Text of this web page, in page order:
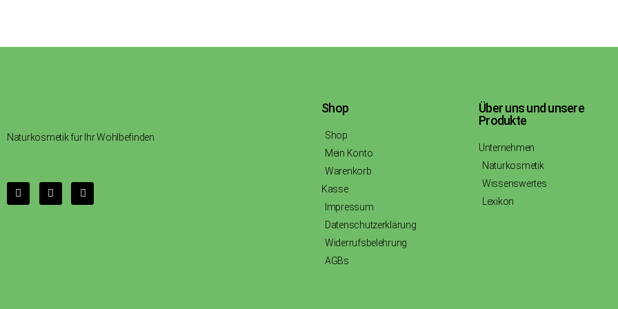
Naturkosmetik für Ihr Wohlbefinden
Shop
Shop
Mein Konto
Warenkorb
Kasse
Impressum
Datenschutzerklärung
Widerrufsbelehrung
AGBs
Über uns und unsere
Produkte
Unternehmen
Naturkosmetik
Wissenswertes
Lexikon